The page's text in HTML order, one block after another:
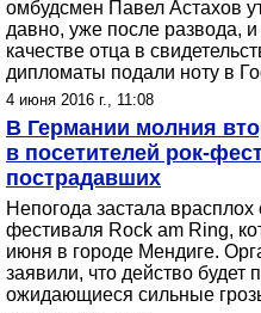
омбудсмен Павел Астахов
давно, уже после развода, и
качестве отца в
дипломаты подали ноту в
4 июня 2016 г., 11:08
В Германии молния
в посетителей рок-
пострадавших
Непогода застала врасплох
фестиваля Rock am Ring,
июня в городе Мендиге.
заявили, что действо
ожидающиеся сильные